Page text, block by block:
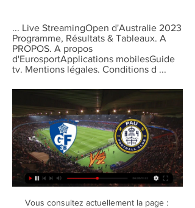
... Live StreamingOpen d'Australie 2023
Programme, Résultats & Tableaux. A
PROPOS. A propos
d'EurosportApplications mobilesGuide
tv. Mentions légales. Conditions d ...
Vous consultez actuellement la page :